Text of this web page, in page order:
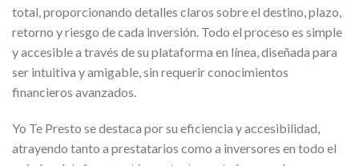
total, proporcionando detalles claros sobre el destino, plazo,
retorno y riesgo de cada inversión. Todo el proceso es simple
y accesible a través de su plataforma en línea, diseñada para
ser intuitiva y amigable, sin requerir conocimientos
financieros avanzados.
Yo Te Presto se destaca por su eficiencia y accesibilidad,
atrayendo tanto a prestatarios como a inversores en todo el